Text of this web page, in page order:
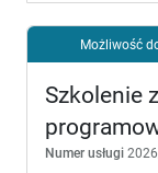
Możliwość
Szkolenie
Numer usługi